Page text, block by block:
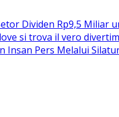
Dividen Rp9,5 Miliar
si trova il vero
Insan Pers Melalui